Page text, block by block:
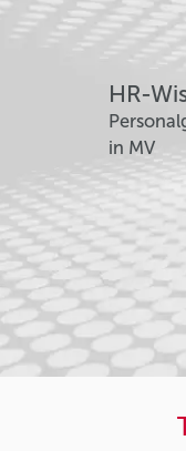
HR-
in MV